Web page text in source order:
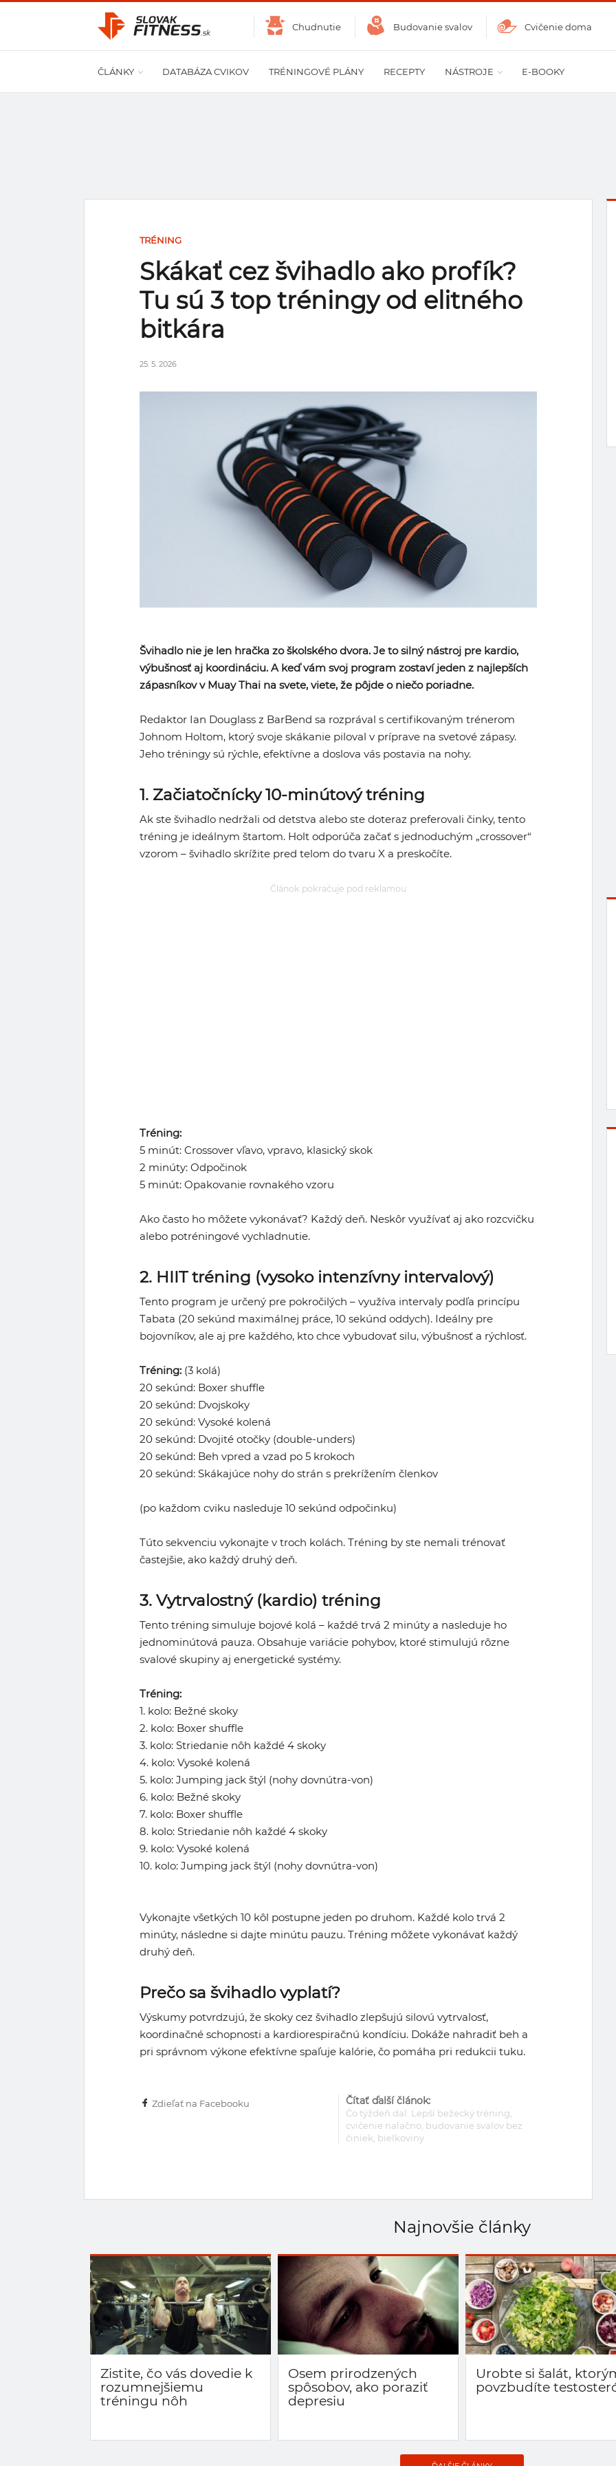
Chudnutie Budovanie svalov Cvičenie doma
ČLÁNKY DATABÁZA CVIKOV TRÉNINGOVÉ PLÁNY RECEPTY NÁSTROJE E-BOOKY
TRÉNING
Skákať cez švihadlo ako profík?
Tu sú 3 top tréningy od elitného
bitkára
25. 5. 2026
Švihadlo nie je len hračka zo školského dvora. Je to silný nástroj pre kardio,
výbušnosť aj koordináciu. A keď vám svoj program zostaví jeden z najlepších
zápasníkov v Muay Thai na svete, viete, že pôjde o niečo poriadne.
Redaktor Ian Douglass z BarBend sa rozprával s certifikovaným trénerom
Johnom Holtom, ktorý svoje skákanie piloval v príprave na svetové zápasy.
Jeho tréningy sú rýchle, efektívne a doslova vás postavia na nohy.
1. Začiatočnícky 10-minútový tréning
Ak ste švihadlo nedržali od detstva alebo ste doteraz preferovali činky, tento
tréning je ideálnym štartom. Holt odporúča začať s jednoduchým „crossover“
vzorom – švihadlo skrížite pred telom do tvaru X a preskočíte.
Článok pokračuje pod reklamou
Tréning:
5 minút: Crossover vľavo, vpravo, klasický skok
2 minúty: Odpočinok
5 minút: Opakovanie rovnakého vzoru
Ako často ho môžete vykonávať? Každý deň. Neskôr využívať aj ako rozcvičku
alebo potréningové vychladnutie.
2. HIIT tréning (vysoko intenzívny intervalový)
Tento program je určený pre pokročilých – využíva intervaly podľa princípu
Tabata (20 sekúnd maximálnej práce, 10 sekúnd oddych). Ideálny pre
bojovníkov, ale aj pre každého, kto chce vybudovať silu, výbušnosť a rýchlosť.
Tréning: (3 kolá)
20 sekúnd: Boxer shuffle
20 sekúnd: Dvojskoky
20 sekúnd: Vysoké kolená
20 sekúnd: Dvojité otočky (double-unders)
20 sekúnd: Beh vpred a vzad po 5 krokoch
20 sekúnd: Skákajúce nohy do strán s prekrížením členkov
(po každom cviku nasleduje 10 sekúnd odpočinku)
Túto sekvenciu vykonajte v troch kolách. Tréning by ste nemali trénovať
častejšie, ako každý druhý deň.
3. Vytrvalostný (kardio) tréning
Tento tréning simuluje bojové kolá – každé trvá 2 minúty a nasleduje ho
jednominútová pauza. Obsahuje variácie pohybov, ktoré stimulujú rôzne
svalové skupiny aj energetické systémy.
Tréning:
1. kolo: Bežné skoky
2. kolo: Boxer shuffle
3. kolo: Striedanie nôh každé 4 skoky
4. kolo: Vysoké kolená
5. kolo: Jumping jack štýl (nohy dovnútra-von)
6. kolo: Bežné skoky
7. kolo: Boxer shuffle
8. kolo: Striedanie nôh každé 4 skoky
9. kolo: Vysoké kolená
10. kolo: Jumping jack štýl (nohy dovnútra-von)
Vykonajte všetkých 10 kôl postupne jeden po druhom. Každé kolo trvá 2
minúty, následne si dajte minútu pauzu. Tréning môžete vykonávať každý
druhý deň.
Prečo sa švihadlo vyplatí?
Výskumy potvrdzujú, že skoky cez švihadlo zlepšujú silovú vytrvalosť,
koordinačné schopnosti a kardiorespiračnú kondíciu. Dokáže nahradiť beh a
pri správnom výkone efektívne spaľuje kalórie, čo pomáha pri redukcii tuku.
Čítať ďalší článok:
Čo týždeň dal: Lepší bežecký tréning,
cvičenie nalačno, budovanie svalov bez
činiek, bielkoviny
Zdieľať na Facebooku
Najnovšie články
Zistite, čo vás dovedie k
rozumnejšiemu
tréningu nôh
Osem prirodzených
spôsobov, ako poraziť
depresiu
Urobte si šalát,
povzbudíte